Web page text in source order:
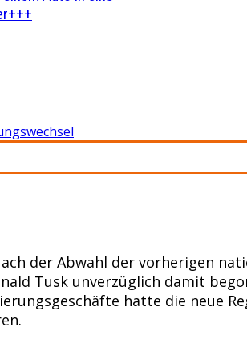
der Abwahl der vorherigen
Tusk unverzüglich damit
hatte die neue